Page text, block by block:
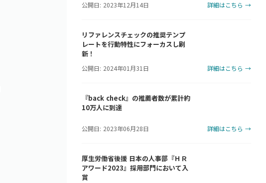
公開日: 2023年12月14日 詳細はこちら →
リファレンスチェックの推奨テンプ
レートを行動特性にフォーカスし刷
新！
公開日: 2024年01月31日 詳細はこちら →
『back check』の推薦者数が累計約
10万人に到達
公開日: 2023年06月28日 詳細はこちら →
厚生労働省後援 日本の人事部『ＨＲ
アワード2023』採用部門において入
賞